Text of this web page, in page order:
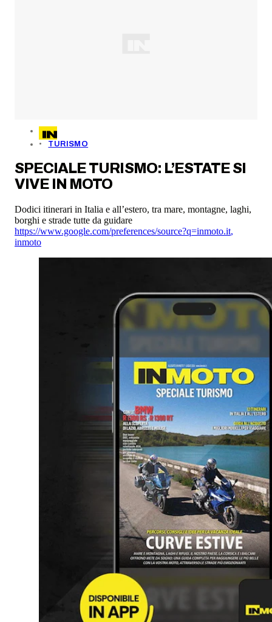
TURISMO
SPECIALE TURISMO: L’ESTATE SI
VIVE IN MOTO
Dodici itinerari in Italia e all’estero, tra mare, montagne, laghi,
borghi e strade tutte da guidare
https://www.google.com/preferences/source?q=inmoto.it,
inmoto